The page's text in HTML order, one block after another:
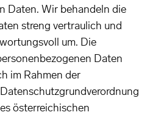
Daten. Wir behandeln die
streng vertraulich und
um. Die
Daten
im Rahmen der
österreichischen